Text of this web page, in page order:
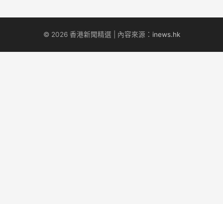
© 2026 香港新聞精選 | 內容來源： inews.hk